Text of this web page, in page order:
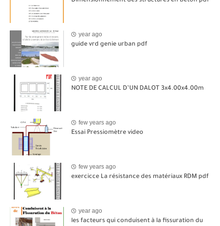
year ago
guide vrd genie urban pdf
year ago
NOTE DE CALCUL D’UN DALOT 3x4.00x4.00m
few years ago
Essai Pressiomètre video
few years ago
exercicce La résistance des matériaux RDM pdf
year ago
les facteurs qui conduisent à la fissuration du